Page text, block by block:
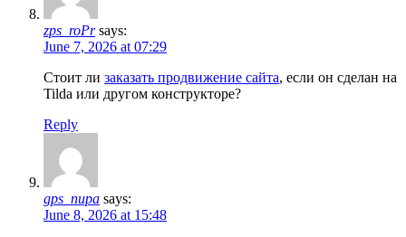
zps_roPr says:
June 7, 2026 at 07:29
Стоит ли заказать продвижение сайта, если он сделан на
Tilda или другом конструкторе?
Reply
gps_nupa says:
June 8, 2026 at 15:48